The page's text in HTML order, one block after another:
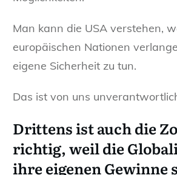
Man kann die USA verstehen,
europäischen Nationen
eigene Sicherheit zu tun.
Das ist von uns
Drittensist auch die
richtig, weil die
ihre eigenen Gewinne